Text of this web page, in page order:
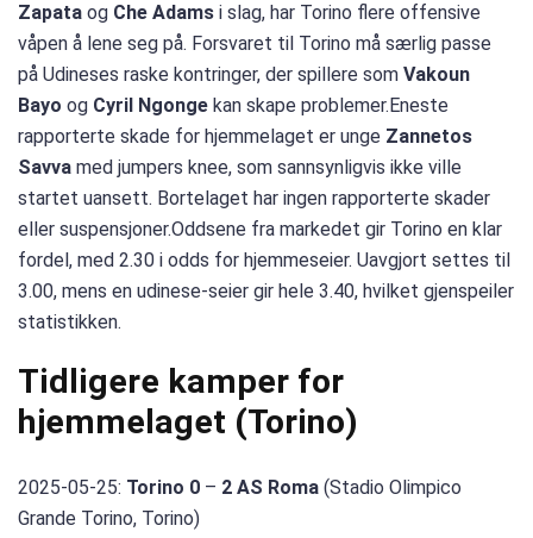
Zapata og Che Adams i slag, har Torino flere offensive
våpen å lene seg på. Forsvaret til Torino må særlig passe
på Udineses raske kontringer, der spillere som Vakoun
Bayo og Cyril Ngonge kan skape problemer.Eneste
rapporterte skade for hjemmelaget er unge Zannetos
Savva med jumpers knee, som sannsynligvis ikke ville
startet uansett. Bortelaget har ingen rapporterte skader
eller suspensjoner.Oddsene fra markedet gir Torino en klar
fordel, med 2.30 i odds for hjemmeseier. Uavgjort settes til
3.00, mens en udinese-seier gir hele 3.40, hvilket gjenspeiler
statistikken.
Tidligere kamper for
hjemmelaget (Torino)
2025-05-25: Torino 0 – 2 AS Roma (Stadio Olimpico
Grande Torino, Torino)